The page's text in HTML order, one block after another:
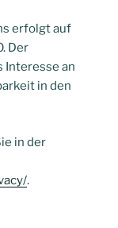
erfolgt auf
Der
an
in den
in der
.